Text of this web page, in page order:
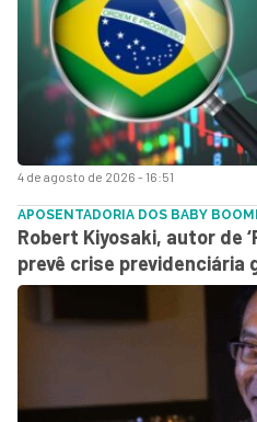
4 de agosto de 2026 - 16:51
APOSENTADORIA DOS BABY
Robert Kiyosaki, autor de
prevê crise previdenciária